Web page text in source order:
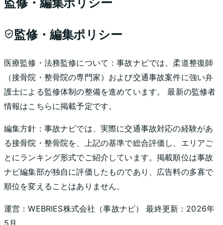
監修・編集ポリシー
医療監修・法務監修について：事故ナビでは、柔道整復師
（接骨院・整骨院の専門家）および交通事故案件に強い弁
護士による監修体制の整備を進めています。 最新の監修者
情報はこちらに掲載予定です。
編集方針： 事故ナビでは、実際に交通事故対応の経験があ
る接骨院・整骨院を、上記の基準で総合評価し、エリアご
とにランキング形式でご紹介しています。掲載順位は事故
ナビ編集部が独自に評価したものであり、広告料の多寡で
順位を変えることはありません。
運営：WEBRIES株式会社 （事故ナビ） 最終更新： 2026年
5月